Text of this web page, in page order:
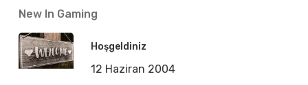
New In Gaming
Hoşgeldiniz
12 Haziran 2004